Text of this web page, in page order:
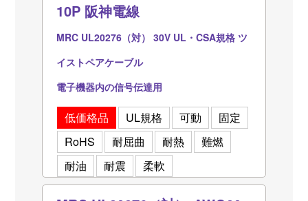
10P 阪神電線
MRC UL20276（対） 30V UL・CSA規格 ツ
イストペアケーブル
電子機器内の信号伝達用
低価格品 UL規格 可動
固定
RoHS
耐屈曲 耐熱
難燃
耐油
耐震 柔軟